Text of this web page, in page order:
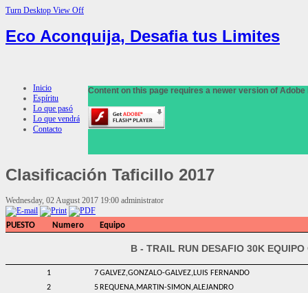
Turn Desktop View Off
Eco Aconquija, Desafia tus Limites
Inicio
Espíritu
Lo que pasó
Lo que vendrá
Contacto
Content on this page requires a newer version of Adobe
Clasificación Taficillo 2017
Wednesday, 02 August 2017 19:00 administrator
PUESTO Numero Equipo
B - TRAIL RUN DESAFIO 30K
1 7GALVEZ,GONZALO-GALVEZ,LUIS FERNANDO
2
5 REQUENA,MARTIN-SIMON,ALEJANDRO